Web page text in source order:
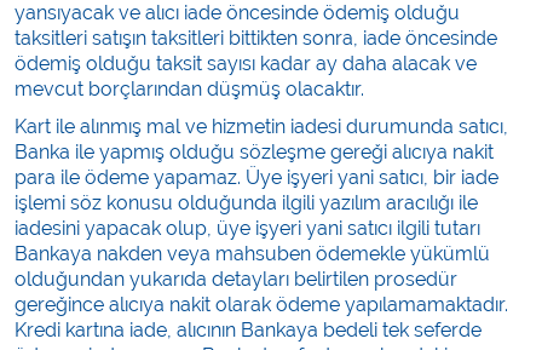
yansıyacak ve alıcı iade öncesinde ödemiş olduğu
taksitleri satışın taksitleri bittikten sonra, iade öncesinde
ödemiş olduğu taksit sayısı kadar ay daha alacak ve
mevcut borçlarından düşmüş olacaktır.
Kart ile alınmış mal ve hizmetin iadesi durumunda satıcı,
Banka ile yapmış olduğu sözleşme gereği alıcıya nakit
para ile ödeme yapamaz. Üye işyeri yani satıcı, bir iade
işlemi söz konusu olduğunda ilgili yazılım aracılığı ile
iadesini yapacak olup, üye işyeri yani satıcı ilgili tutarı
Bankaya nakden veya mahsuben ödemekle yükümlü
olduğundan yukarıda detayları belirtilen prosedür
gereğince alıcıya nakit olarak ödeme yapılamamaktadır.
Kredi kartına iade, alıcının Bankaya bedeli tek seferde